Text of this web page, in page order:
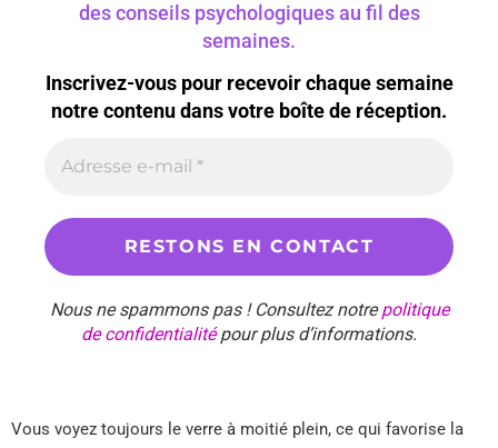
des conseils psychologiques au fil des
semaines.
Inscrivez-vous pour recevoir chaque semaine
notre contenu dans votre boîte de réception.
Nous ne spammons pas ! Consultez notrepolitique
de confidentialitépour plus d’informations.
Vous voyez toujours le verre à moitié plein, ce qui favorise la